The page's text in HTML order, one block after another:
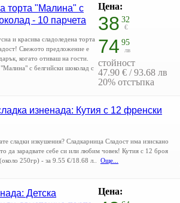
Цена:
38 32
€
74 95
лв
стойност
47.90 € / 93.68 лв
20% отстъпка
торта "Малина" с
- 10 парчета
и красива сладоледена торта
Свежото предложение е
когато отиваш на гости.
с белгийски шоколад с
изненада: Кутия с 12 френски
сладки изкушения? Сладкарница Сладост има изискано
да зарадвате себе си или любим човек! Кутия с 12 броя
250гр) - за 9.55 €/18.68 л.. Още...
Цена:
Детска